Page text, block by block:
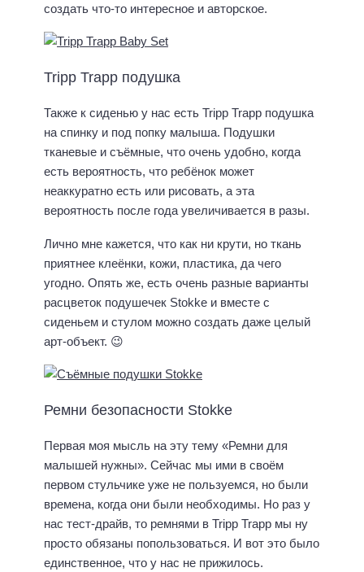
создать что-то интересное и авторское.
Tripp Trapp подушка
Также к сиденью у нас есть Tripp Trapp подушка
на спинку и под попку малыша. Подушки
тканевые и съёмные, что очень удобно, когда
есть вероятность, что ребёнок может
неаккуратно есть или рисовать, а эта
вероятность после года увеличивается в разы.
Лично мне кажется, что как ни крути, но ткань
приятнее клеёнки, кожи, пластика, да чего
угодно. Опять же, есть очень разные варианты
расцветок подушечек Stokke и вместе с
сиденьем и стулом можно создать даже целый
арт-объект. 😉
Ремни безопасности Stokke
Первая моя мысль на эту тему «Ремни для
малышей нужны». Сейчас мы ими в своём
первом стульчике уже не пользуемся, но были
времена, когда они были необходимы. Но раз у
нас тест-драйв, то ремнями в Tripp Trapp мы ну
просто обязаны попользоваться. И вот это было
единственное, что у нас не прижилось.